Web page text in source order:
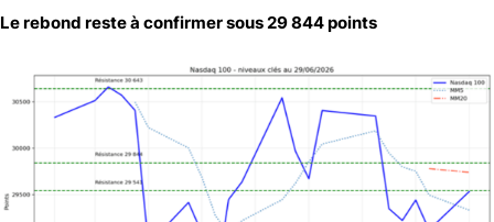
Le rebond reste à confirmer sous 29 844 points